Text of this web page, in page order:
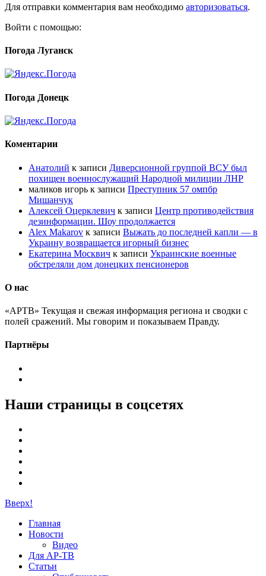
Для отправки комментария вам необходимо авторизоваться.
Войти с помощью:
Погода Луганск
Погода Донецк
Коментарии
Анатолий к записи Диверсионной группой ВСУ был
похищен военнослужащий Народной милиции ЛНР
маликов игорь к записи Преступник 57 омпбр
Мишанчук
Алексей Оцерклевич к записи Центр противодействия
дезинформации. Шоу продолжается
Alex Makarov к записи Выжать до последней капли — в
Украину возвращается игорный бизнес
Екатерина Москвич к записи Украинские военные
обстреляли дом донецких пенсионеров
О нас
«АРТВ» Текущая и свежая информация региона и сводки с
полей сражений. Мы говорим и показываем Правду.
Партнёры
Наши страницы в соцсетях
Вверх!
Главная
Новости
Видео
Для АР-ТВ
Статьи